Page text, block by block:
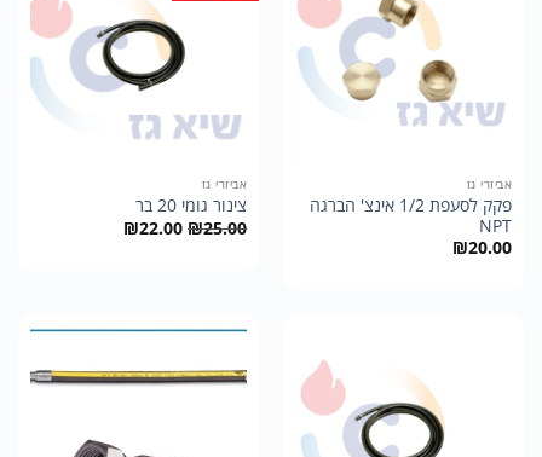
אביזרי גז
פקק לסעפת 1/2 אינצ' הברגה
NPT
₪20.00
אביזרי גז
צינור גומי 20 בר
₪25.00 המחיר
המקורי
₪22.00 המחיר
הנוכחי